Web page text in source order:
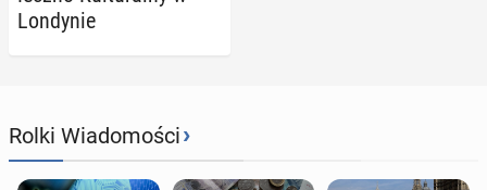
Lon­dy­nie
Rolki Wiadomości›